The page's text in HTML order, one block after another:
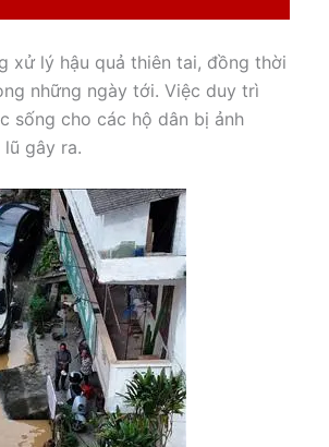
xử lý hậu quả thiên tai, đồng thời
những ngày tới. Việc duy trì
sống cho các hộ dân bị ảnh
gây ra.